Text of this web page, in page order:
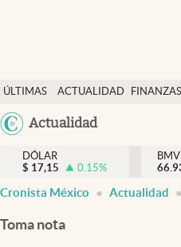
ÚLTIMAS
NOTICIAS
ACTUALIDAD
FINANZAS
Actualidad
Actualidad
Finanzas y economía
Dólar y mercados
DÓLAR
$ 17,15 0.15%
BMV
Cronista México Actualidad
Toma nota